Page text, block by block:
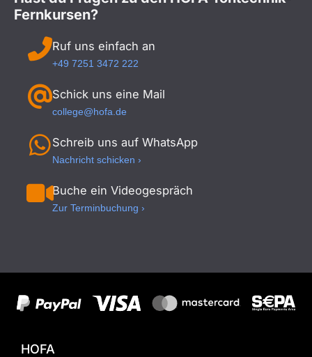
Fernkursen?
Ruf uns einfach an
+49 7251 3472 222
Schick uns eine Mail
college@hofa.de
Schreib uns auf WhatsApp
Nachricht schicken ›
Buche ein Videogespräch
Zur Terminbuchung ›
HOFA